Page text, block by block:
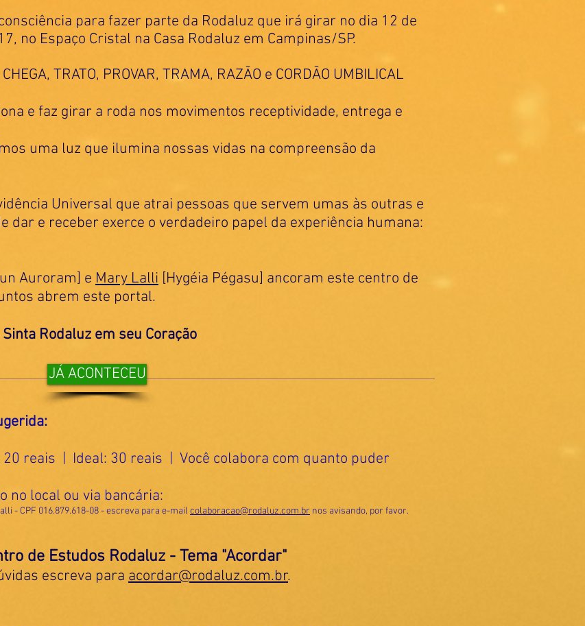
para fazer parte da Rodaluz que irá girar no dia 12 de
no Espaço Cristal na Casa Rodaluz em Campinas/SP.
TRATO, PROVAR, TRAMA, RAZÃO e CORDÃO UMBILICAL
e faz girar a roda nos movimentos receptividade, entrega e
uma luz que ilumina nossas vidas na compreensão da
Universal que atrai pessoas que servem umas às outras e
dar e receber exerce o verdadeiro papel da experiência humana:
Auroram] e Mary Lalli [Hygéia Pégasu] ancoram este centro de
abrem este portal.
Rodaluz em seu Coração
JÁ ACONTECEU
reais | Ideal: 30 reais | Você colabora com quanto puder
no local ou via bancária:
- CPF 016.879.618-08 - escreva para e-mail colaboracao@rodaluz.com.br nos avisando, por favor.
de Estudos Rodaluz - Tema "Acordar"
escreva para acordar@rodaluz.com.br.